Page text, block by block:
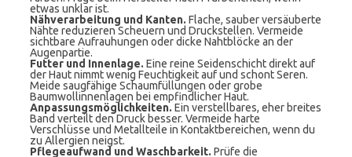
etwas unklar ist.
Nähverarbeitung und Kanten. Flache, sauber versäuberte
Nähte reduzieren Scheuern und Druckstellen. Vermeide
sichtbare Aufrauhungen oder dicke Nahtblöcke an der
Augenpartie.
Futter und Innenlage. Eine reine Seidenschicht direkt auf
der Haut nimmt wenig Feuchtigkeit auf und schont Seren.
Meide saugfähige Schaumfüllungen oder grobe
Baumwollinnenlagen bei empfindlicher Haut.
Anpassungsmöglichkeiten. Ein verstellbares, eher breites
Band verteilt den Druck besser. Vermeide harte
Verschlüsse und Metallteile in Kontaktbereichen, wenn du
zu Allergien neigst.
Pflegeaufwand und Waschbarkeit. Prüfe die